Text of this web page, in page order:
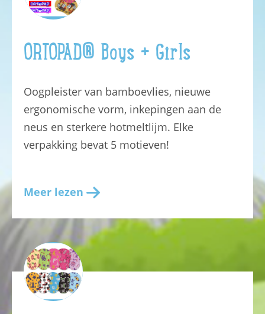
ORTOPAD® Boys + Girls
Oogpleister van bamboevlies, nieuwe
ergonomische vorm, inkepingen aan de
neus en sterkere hotmeltlijm. Elke
verpakking bevat 5 motieven!
Meer lezen